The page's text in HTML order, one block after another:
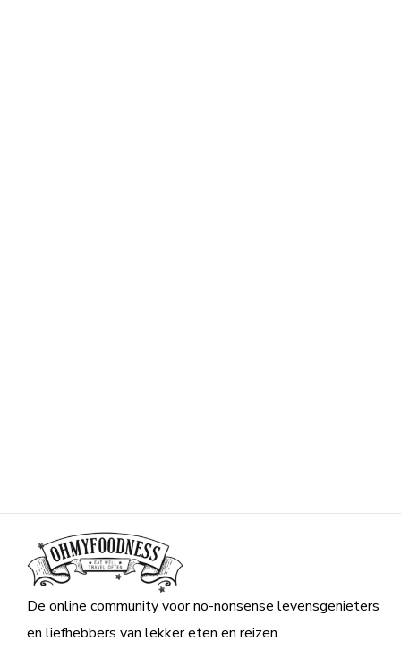
De online community voor no-nonsense levensgenieters
en liefhebbers van lekker eten en reizen